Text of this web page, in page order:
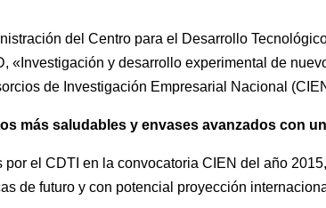
del Centro para el Desarrollo
«Investigación y desarrollo experimental de
de Investigación Empresarial Nacional
más saludables y envases avanzados con
el CDTI en la convocatoria CIEN del año
de futuro y con potencial proyección